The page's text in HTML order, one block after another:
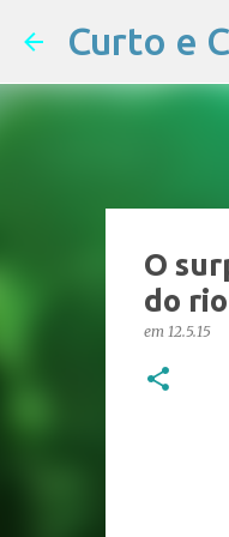
Curto e
O
do rio
em 12.5.15